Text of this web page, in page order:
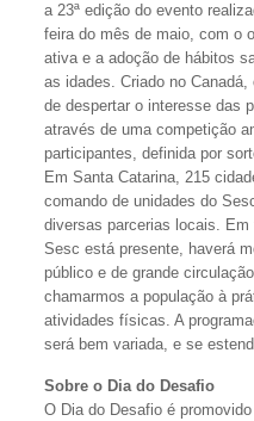
a 23ª edição do evento
feira do mês de maio, com o
ativa e a adoção de hábitos
as idades. Criado no
de despertar o interesse das
através de uma competição
participantes, definida por
Em Santa Catarina, 215
comando de unidades do
diversas parcerias locais.
Sesc está presente, haverá
público e de grande
chamarmos a população à
atividades físicas. A
será bem variada, e se
Sobre o Dia do Desafio
O Dia do Desafio é